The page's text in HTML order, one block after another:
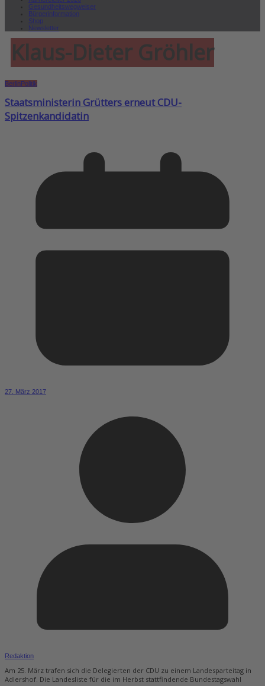
Gesundheitswegweiser
Bürgerinformation
Shop
Newsletter
Klaus-Dieter Gröhler
BerlinPolitik
Staatsministerin Grütters erneut CDU-
Spitzenkandidatin
27. März 2017
Redaktion
Am 25. März trafen sich die Delegierten der CDU zu einem Landesparteitag in
Adlershof. Die Landesliste für die im Herbst stattfindende Bundestagswahl